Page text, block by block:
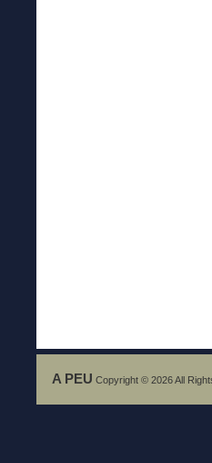
A PEU Copyright © 2026 All